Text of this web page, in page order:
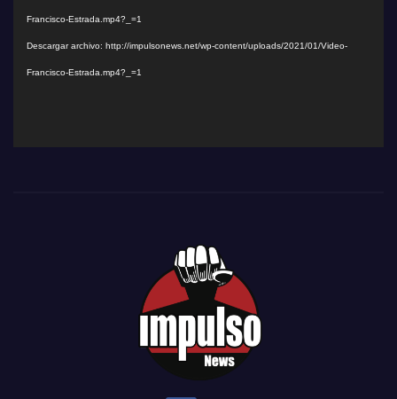
Francisco-Estrada.mp4?_=1
Descargar archivo: http://impulsonews.net/wp-content/uploads/2021/01/Video-
Francisco-Estrada.mp4?_=1